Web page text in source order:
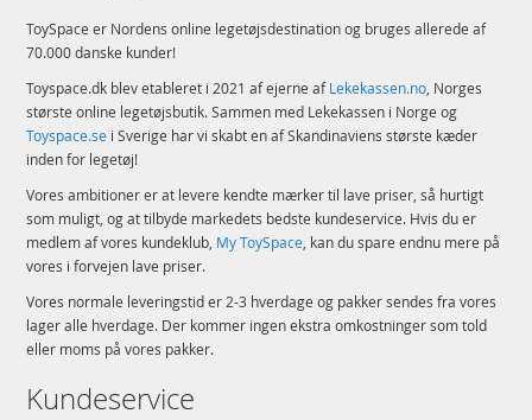
ToySpace er Nordens online legetøjsdestination og bruges allerede af
70.000 danske kunder!
Toyspace.dk blev etableret i 2021 af ejerne afLekekassen.no, Norges
største online legetøjsbutik. Sammen med Lekekassen i Norge og
Toyspace.se i Sverige har vi skabt en af Skandinaviens største kæder
inden for legetøj!
Vores ambitioner er at levere kendte mærker til lave priser, så hurtigt
som muligt, og at tilbyde markedets bedste kundeservice. Hvis du er
medlem af vores kundeklub, My ToySpace, kan du spare endnu mere på
vores i forvejen lave priser.
Vores normale leveringstid er 2-3 hverdage og pakker sendes fra vores
lager alle hverdage. Der kommer ingen ekstra omkostninger som told
eller moms på vores pakker.
Kundeservice